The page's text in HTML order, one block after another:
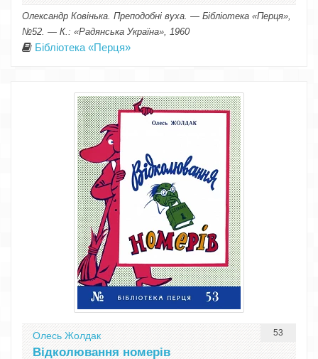
Олександр Ковінька. Преподобні вуха. — Бібліотека «Перця»,
№52. — К.: «Радянська Україна», 1960
Бібліотека «Перця»
Олесь Жолдак
Відколювання номерів
53